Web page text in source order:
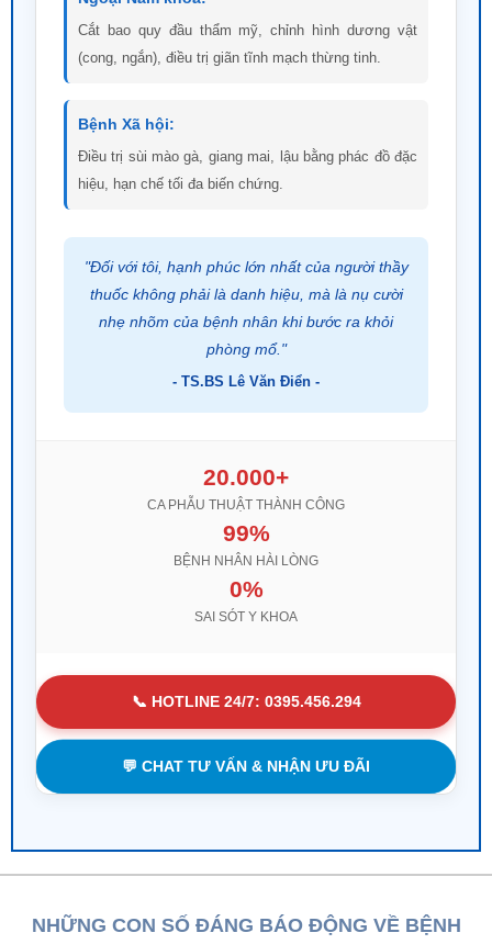
thuốc không phải là danh hiệu, mà là nụ cười
nhẹ nhõm của bệnh nhân khi bước ra khỏi
CA PHẪU THUẬT THÀNH CÔNG
99%
BỆNH NHÂN HÀI LÒNG
0%
SAI SÓT Y KHOA
💬 CHAT TƯ VẤN & NHẬN ƯU ĐÃI
NAM KHOA Ở VIỆT NAM HIỆN NAY